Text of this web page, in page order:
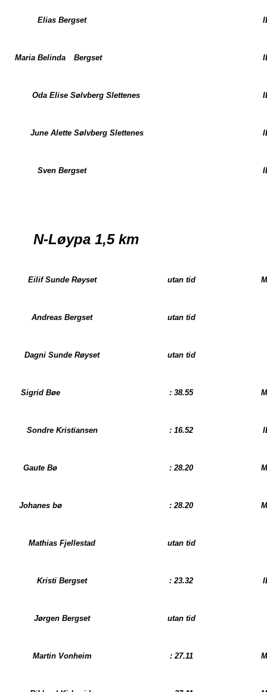
Elias Bergset
Maria Belinda Bergset
Oda Elise Sølvberg Slettenes
June Alette Sølvberg Slettenes
Sven Bergset
N-Løypa 1,5 km
Eilif Sunde Røyset utan tid
Andreas Bergset utan tid
Dagni Sunde Røyset utan tid
Sigrid Bøe : 38.55
Sondre Kristiansen : 16.52
Gaute Bø : 28.20
Johanes bø : 28.20
Mathias Fjellestad utan tid
Kristi Bergset : 23.32
Jørgen Bergset utan tid
Martin Vonheim : 27.11